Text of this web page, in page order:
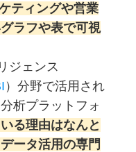
ティングや営業
ラフや表で可視
ジェンス
）分野で活用され
析プラットフォ
る理由はなんと
ータ活用の専門